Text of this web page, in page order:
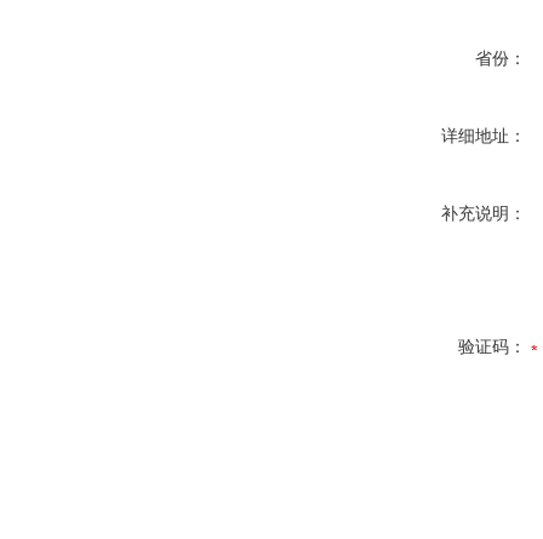
省份：
详细地址：
补充说明：
验证码：